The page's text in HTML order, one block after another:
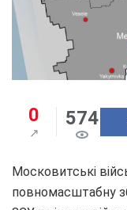
0 574
Московитські
повномасштабну